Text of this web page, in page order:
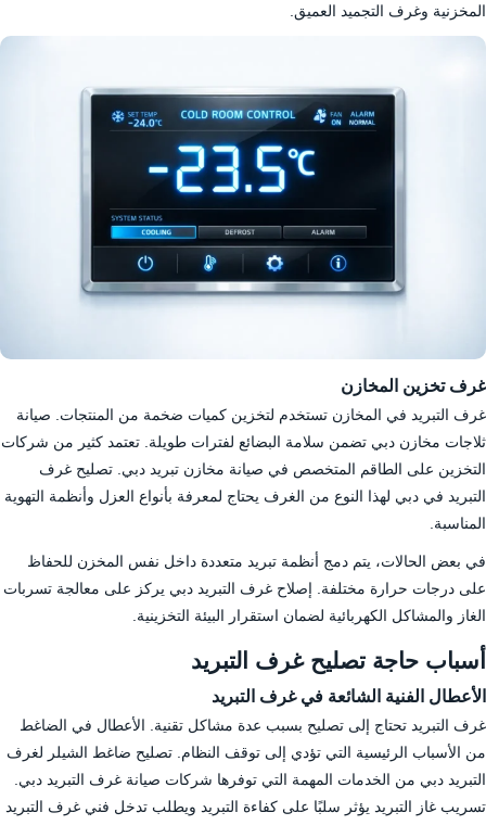
المخزنية وغرف التجميد العميق.
غرف تخزين المخازن
غرف التبريد في المخازن تستخدم لتخزين كميات ضخمة من المنتجات. صيانة
ثلاجات مخازن دبي تضمن سلامة البضائع لفترات طويلة. تعتمد كثير من شركات
التخزين على الطاقم المتخصص في صيانة مخازن تبريد دبي. تصليح غرف
التبريد في دبي لهذا النوع من الغرف يحتاج لمعرفة بأنواع العزل وأنظمة التهوية
المناسبة.
في بعض الحالات، يتم دمج أنظمة تبريد متعددة داخل نفس المخزن للحفاظ
على درجات حرارة مختلفة. إصلاح غرف التبريد دبي يركز على معالجة تسربات
الغاز والمشاكل الكهربائية لضمان استقرار البيئة التخزينية.
أسباب حاجة تصليح غرف التبريد
الأعطال الفنية الشائعة في غرف التبريد
غرف التبريد تحتاج إلى تصليح بسبب عدة مشاكل تقنية. الأعطال في الضاغط
من الأسباب الرئيسية التي تؤدي إلى توقف النظام. تصليح ضاغط الشيلر لغرف
التبريد دبي من الخدمات المهمة التي توفرها شركات صيانة غرف التبريد دبي.
تسريب غاز التبريد يؤثر سلبًا على كفاءة التبريد ويطلب تدخل فني غرف التبريد